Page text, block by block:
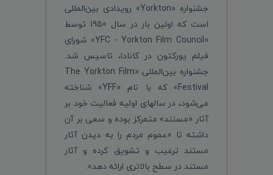
جشنواره «Yorkton» رویدادی بین‌المللی
است که اولین بار در سال 1950 توسط
«YFC - Yorkton Film Council» شورای
فیلم یورکتون در کانادا، تاسیس شد.
جشنواره بین‌المللی «The Yorkton Film
Festival» که با نام «YFF» شناخته
می‌شود، در سالهای اولیه فعالیت خود بر
آثار «مستند» متمرکز بوده و سعی بر آن
داشته تا «عموم مردم را به دیدن آثار
مستند ترغیب و تشویق کرده و آثار
مستند در سطح بالاتری ارائه دهد».